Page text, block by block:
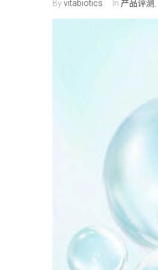
Byvitabiotics In 产品评测 ,